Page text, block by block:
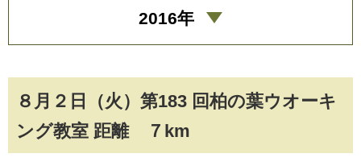
８月２日（火）第183 回柏の葉ウオーキ
ング教室 距離 ７km
2016年